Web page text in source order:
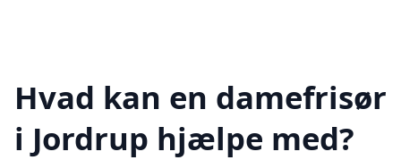
Hvad kan en damefrisør
i Jordrup hjælpe med?